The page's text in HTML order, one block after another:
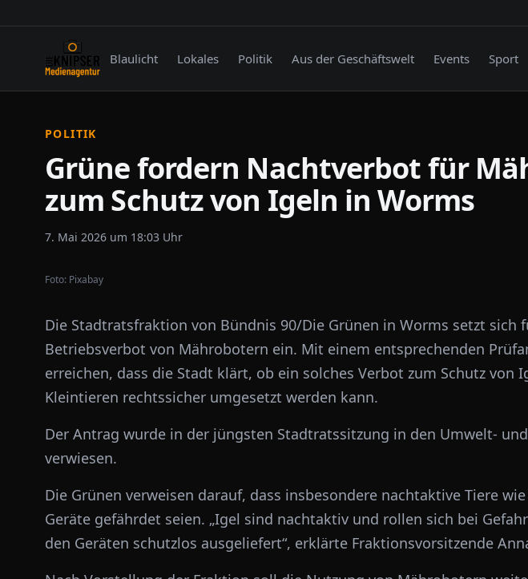
Blaulicht Lokales Politik Aus der Geschäftswelt Events Sport
POLITIK
Grüne fordern Nachtverbot für
zum Schutz von Igeln in Worms
7. Mai 2026 um 18:03 Uhr
Foto: Pixabay
Die Stadtratsfraktion von Bündnis 90/Die Grünen in Worms setzt sich
Betriebsverbot von Mährobotern ein. Mit einem entsprechenden
erreichen, dass die Stadt klärt, ob ein solches Verbot zum Schutz von
Kleintieren rechtssicher umgesetzt werden kann.
Der Antrag wurde in der jüngsten Stadtratssitzung in den Umwelt-
verwiesen.
Die Grünen verweisen darauf, dass insbesondere nachtaktive Tiere
Geräte gefährdet seien. „Igel sind nachtaktiv und rollen sich bei
den Geräten schutzlos ausgeliefert“, erklärte Fraktionsvorsitzende